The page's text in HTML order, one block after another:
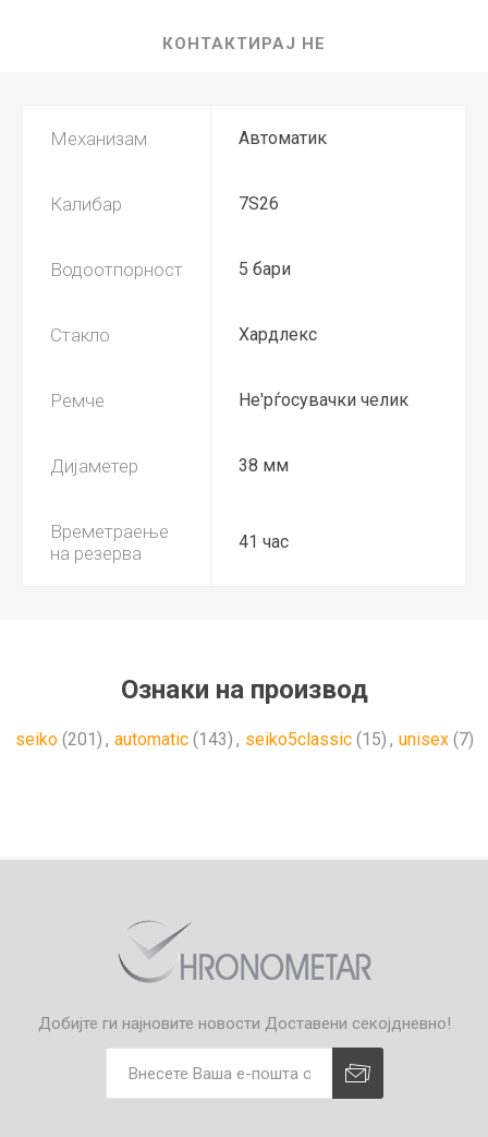
КОНТАКТИРАЈ НЕ
Механизам Автоматик
Калибар 7S26
Водоотпорност 5 бари
Стакло Хардлекс
Ремче Не'рѓосувачки челик
Дијаметер 38 мм
Времетраење
на резерва
41 час
Ознаки на производ
seiko (201) , automatic (143) , seiko5classic (15) , unisex (7)
Добијте ги најновите новости Доставени секојдневно!